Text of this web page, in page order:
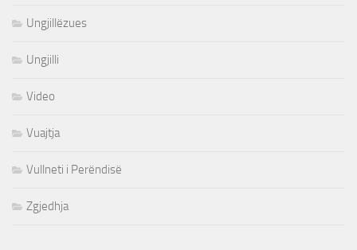
Ungjillëzues
Ungjilli
Video
Vuajtja
Vullneti i Perëndisë
Zgjedhja